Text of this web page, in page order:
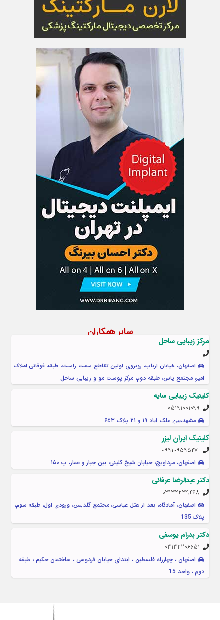
سایر همکاران
مرکز زیبایی ساحل
اصفهان، خیابان ارباب، روبروی اولین تقاطع سمت راست، طبقه فوقانی املاک
امیر، مجتمع یاس، طبقه دوم، مرکز پوست مو و زیبایی ساحل
کلینیک زیبایی سایه
05191001099
مشهد،بین ملک اباد ۱۹ و ۲۱ پلاک ۶۵۳
کلینیک ایران لیزر
اصفهان، مرداویج، خیابان شیخ کلینی، بین جبار و عمار، پ ۱۵۰
دکتر عبدالرضا عرفانی
03132239468
اصفهان، آمادگاه، بعد از هتل عباسی، مجتمع گلدیس، ورودی اول، طبقه سوم،
پلاک 135
دکتر پدرام یوسفی
03132206651
اصفهان ، چهارراه فلسطین ، ابتدای خیابان فردوسی ، ساختمان حکیم ، طبقه
دوم ، واحد 15